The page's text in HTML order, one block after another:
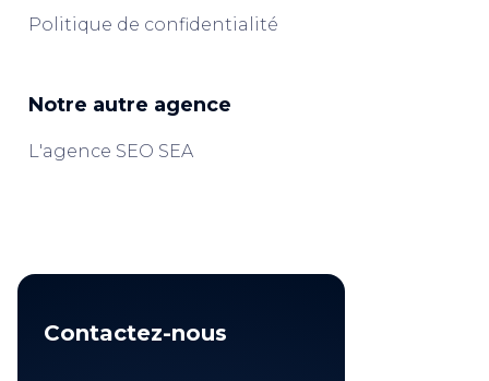
Contactez-nous
Politique de confidentialité
Notre autre agence
L'agence SEO SEA